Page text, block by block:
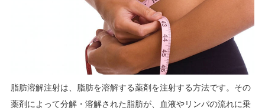
脂肪溶解注射は、脂肪を溶解する薬剤を注射する方法です。その
薬剤によって分解・溶解された脂肪が、血液やリンパの流れに乗